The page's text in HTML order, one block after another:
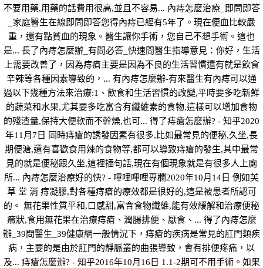
不要用藥,用藥的話費用很高,並且不容易... 內痔怎麼治療_即問即答
_家庭醫生在線即問即答您得內痔已經有5年了。現在便血比較嚴
重，還有點貧血的現象。醫生讓你手術，您自己不想手術。這也
是... 長了內痔怎麼辦_有問必答_快速問醫生指導意見：你好，生活
上需要改善了，因為痔瘡主要是因為不良的生活習慣還有就是飲食
辛辣等各種因素導致的，... 有內痔怎麼辦-有來醫生有內痔可以通
過以下幾種方法來治療:1、飲食和生活習慣的改變,平時要多吃新鮮
的蔬菜和水果,尤其要多吃富含有纖維素的食物,這樣可以增加食物
的殘渣量,保持大便軟而不幹燥,也可... 得了痔瘡怎麼辦? - 知乎2020
年11月7日 同時痔瘡的誘發因素有很多,比如最常見的便秘,久坐,長
期便溏,還有喜歡食用辣的食物等,都可以導致痔瘡的發生,其中最常
見的就是便秘跟久坐,這裡插句話,現在有個現象就是有很多人上廁
所... 內痔怎麼治療好的快? - 嗶哩嗶哩專欄2020年10月14日 例如芙
草 堂 消 痔凝膠,對各種痔瘡的療效都是很好的,這是被患者所認可
的。 無花果性質平和,口感甜,富含食物纖維,能有效緩解和治療便秘
癥狀,食用無花果在治療痔瘡、潤腸排便、厭食、... 得了內痔怎麼
辦_39問醫生_39健康網一般情況下，痔瘡的疾病是常見的肛門類疾
病，主要的是由於肛門的靜脈叢的曲張導致，會有排便疼痛，以
及... 痔瘡怎麼辦? - 知乎2016年10月16日 1.1-2期可不用手術。如果